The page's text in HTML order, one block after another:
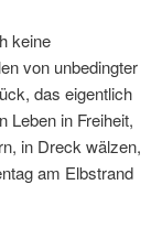
keine
von unbedingter
das eigentlich
Leben in Freiheit,
in Dreck wälzen,
am Elbstrand